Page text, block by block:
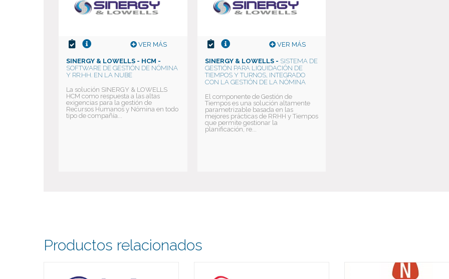
VER MÁS
SINERGY & LOWELLS - HCM -
SOFTWARE DE GESTIÓN DE NÓMINA
Y RR.HH. EN LA NUBE
La solución SINERGY & LOWELLS
HCM como respuesta a las altas
exigencias para la gestión de
Recursos Humanos y Nómina en todo
tipo de compañía...
VER MÁS
SINERGY & LOWELLS - SISTEMA DE
GESTIÓN PARA LIQUIDACIÓN DE
TIEMPOS Y TURNOS, INTEGRADO
CON LA GESTIÓN DE LA NÓMINA
El componente de Gestión de
Tiempos es una solución altamente
parametrizable basada en las
mejores prácticas de RRHH y Tiempos
que permite gestionar la
planificación, re...
Productos relacionados